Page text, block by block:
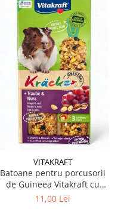
VITAKRAFT
Batoane pentru porcusorii
de Guineea Vitakraft cu
struguri & nuci 2 buc
11,00 Lei